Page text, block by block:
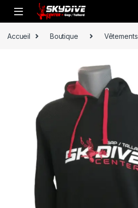
Skip to navigation
Skip to content
Accueil Boutique Vêtements